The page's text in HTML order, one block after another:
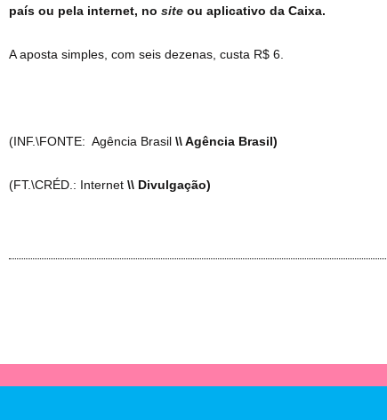
país ou pela internet, no site ou aplicativo da Caixa.
A aposta simples, com seis dezenas, custa R$ 6.
(INF.\FONTE: Agência Brasil \\ Agência Brasil)
(FT.\CRÉD.: Internet \\ Divulgação)